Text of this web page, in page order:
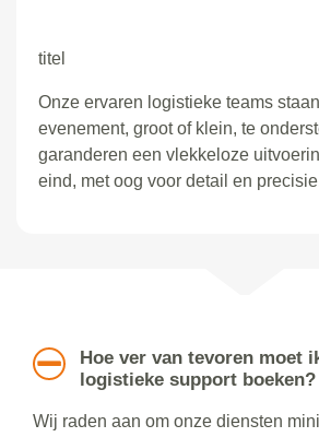
titel
Onze ervaren logistieke teams
evenement, groot of klein, te
garanderen een vlekkeloze
eind, met oog voor detail en
Hoe ver van tevoren moet
logistieke support boeken?
Wij raden aan om onze diensten